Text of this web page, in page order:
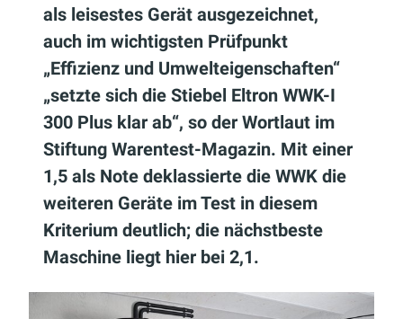
als leisestes Gerät ausgezeichnet,
auch im wichtigsten Prüfpunkt
„Effizienz und Umwelteigenschaften“
„setzte sich die Stiebel Eltron WWK-I
300 Plus klar ab“, so der Wortlaut im
Stiftung Warentest-Magazin. Mit einer
1,5 als Note deklassierte die WWK die
weiteren Geräte im Test in diesem
Kriterium deutlich; die nächstbeste
Maschine liegt hier bei 2,1.